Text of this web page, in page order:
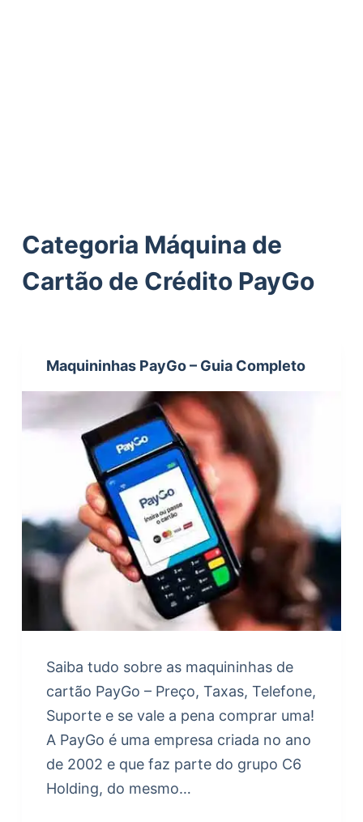
Categoria Máquina de
Cartão de Crédito PayGo
Maquininhas PayGo – Guia Completo
Saiba tudo sobre as maquininhas de
cartão PayGo – Preço, Taxas, Telefone,
Suporte e se vale a pena comprar uma!
A PayGo é uma empresa criada no ano
de 2002 e que faz parte do grupo C6
Holding, do mesmo…